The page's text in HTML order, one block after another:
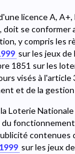
licence A, A+,
se conformer
y compris les
sur les jeux
1851 sur les
visés à l'article
et de la
Loterie
contenues
sur les jeux